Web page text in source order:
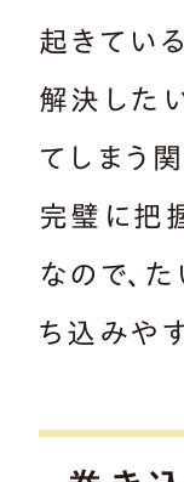
起きてい
解決した
てしまう
完璧に把
なので、
ち込みやす